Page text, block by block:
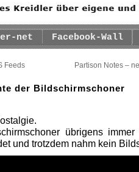
net Facebook-Wall
Feeds Partison Notes –
der Bildschirmschoner
übrigens
und trotzdem nahm kein